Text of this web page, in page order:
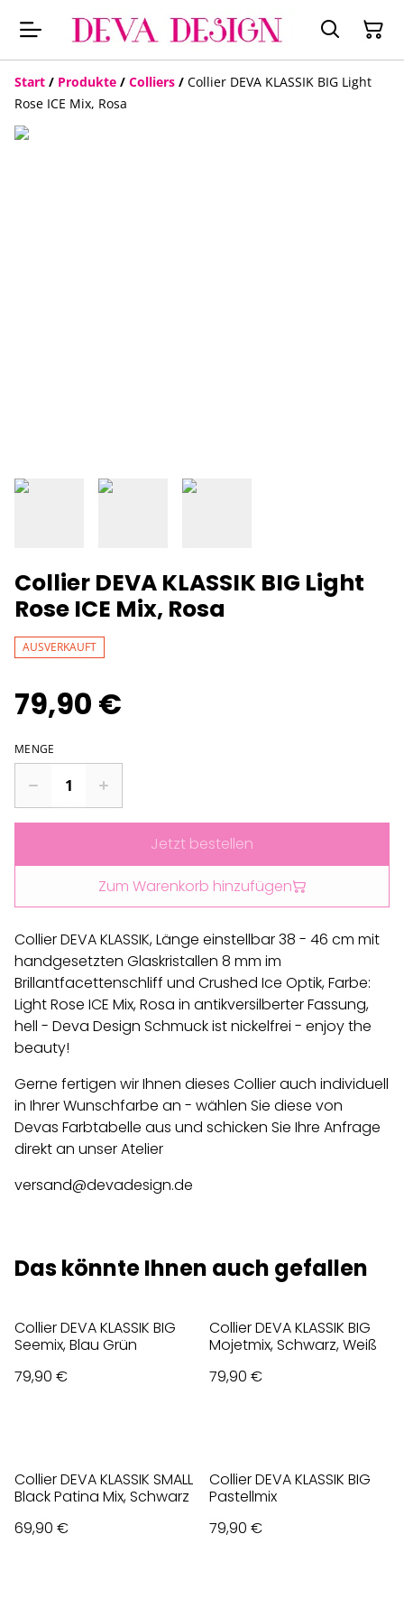
Start / Produkte / Colliers / Collier DEVA KLASSIK BIG Light
Rose ICE Mix, Rosa
Collier DEVA KLASSIK BIG Light
Rose ICE Mix, Rosa
AUSVERKAUFT
79,90 €
MENGE
Jetzt bestellen
Zum Warenkorb hinzufügen
Collier DEVA KLASSIK, Länge einstellbar 38 - 46 cm mit
handgesetzten Glaskristallen 8 mm im
Brillantfacettenschliff und Crushed Ice Optik, Farbe:
Light Rose ICE Mix, Rosa in antikversilberter Fassung,
hell - Deva Design Schmuck ist nickelfrei - enjoy the
beauty!
Gerne fertigen wir Ihnen dieses Collier auch individuell
in Ihrer Wunschfarbe an - wählen Sie diese von
Devas Farbtabelle aus und schicken Sie Ihre Anfrage
direkt an unser Atelier
versand@devadesign.de
Das könnte Ihnen auch gefallen
Collier DEVA KLASSIK BIG
Seemix, Blau Grün
79,90 €
Collier DEVA KLASSIK BIG
Mojetmix, Schwarz, Weiß
79,90 €
Collier DEVA KLASSIK SMALL
Black Patina Mix, Schwarz
69,90 €
Collier DEVA KLASSIK BIG
Pastellmix
79,90 €